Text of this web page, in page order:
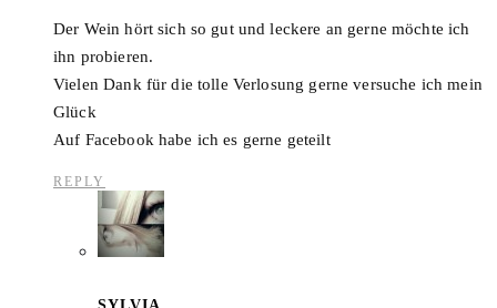
Der Wein hört sich so gut und leckere an gerne möchte ich
ihn probieren.
Vielen Dank für die tolle Verlosung gerne versuche ich mein
Glück
Auf Facebook habe ich es gerne geteilt
REPLY